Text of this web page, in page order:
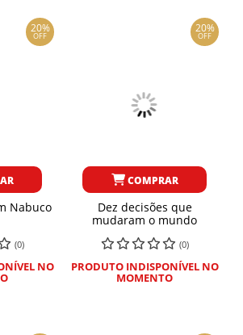
20%
OFF
Nabuco
(0)
NO
20%
OFF
COMPRAR
Dez decisões que
mudaram o mundo
(0)
PRODUTO INDISPONÍVEL NO
MOMENTO